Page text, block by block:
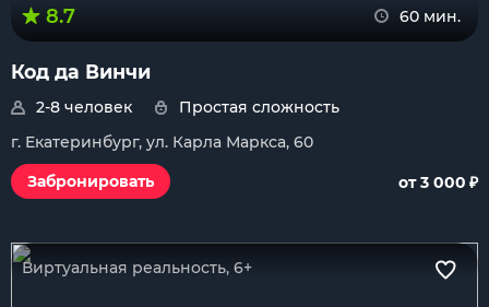
8.7 60 мин.
Код да Винчи
2-8 человек
Простая сложность
г. Екатеринбург, ул. Карла Маркса, 60
Забронировать
от 3 000 ₽
Виртуальная реальность, 6+